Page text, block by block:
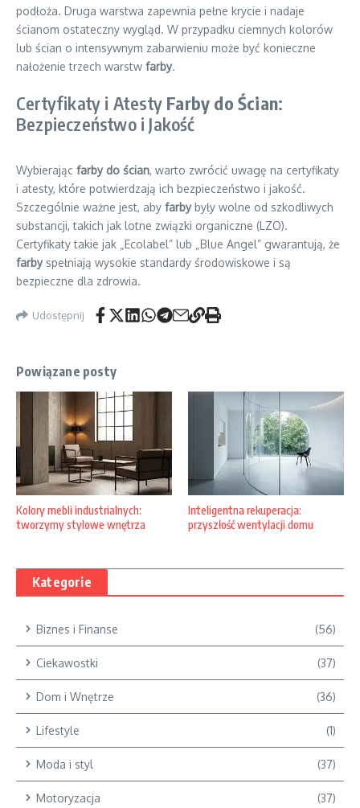
podłoża. Druga warstwa zapewnia pełne krycie i nadaje
ścianom ostateczny wygląd. W przypadku ciemnych kolorów
lub ścian o intensywnym zabarwieniu może być konieczne
nałożenie trzech warstw farby.
Certyfikaty i Atesty Farby do Ścian:
Bezpieczeństwo i Jakość
Wybierając farby do ścian, warto zwrócić uwagę na certyfikaty
i atesty, które potwierdzają ich bezpieczeństwo i jakość.
Szczególnie ważne jest, aby farbybyły wolne od szkodliwych
substancji, takich jak lotne związki organiczne (LZO).
Certyfikaty takie jak „Ecolabel” lub „Blue Angel” gwarantują, że
farbyspełniają wysokie standardy środowiskowe i są
bezpieczne dla zdrowia.
Udostępnij
Powiązane posty
Kolory mebli industrialnych:
tworzymy stylowe wnętrza
Inteligentna rekuperacja:
przyszłość wentylacji domu
Kategorie
Biznes i Finanse (56)
Ciekawostki (37)
Dom i Wnętrze (36)
Lifestyle (1)
Moda i styl (37)
Motoryzacja (37)